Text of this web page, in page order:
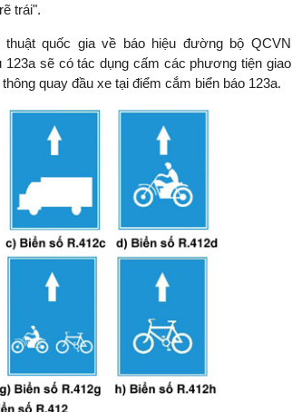
trái".
quốc gia về báo hiệu đường bộ QCVN
123a sẽ có tác dụng cấm các phương tiện giao
quay đầu xe tại điểm cắm biển báo 123a.